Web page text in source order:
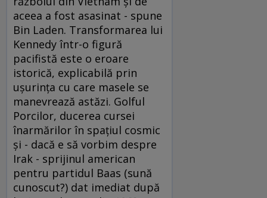
aceea a fost asasinat - spune
Bin Laden. Transformarea lui
Kennedy într-o figură
pacifistă este o eroare
istorică, explicabilă prin
uşurinţa cu care masele se
manevrează astăzi. Golful
Porcilor, ducerea cursei
înarmărilor în spaţiul cosmic
şi - dacă e să vorbim despre
Irak - sprijinul american
pentru partidul Baas (sună
cunoscut?) dat imediat după